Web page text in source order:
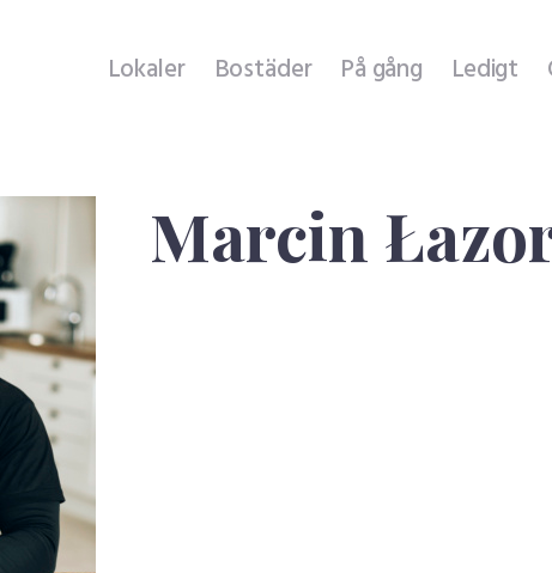
Lokaler Bostäder På gång Ledigt
Bostäder
Ledigt
Om oss
Hyresgäst hos oss
Felanmälan
Marcin